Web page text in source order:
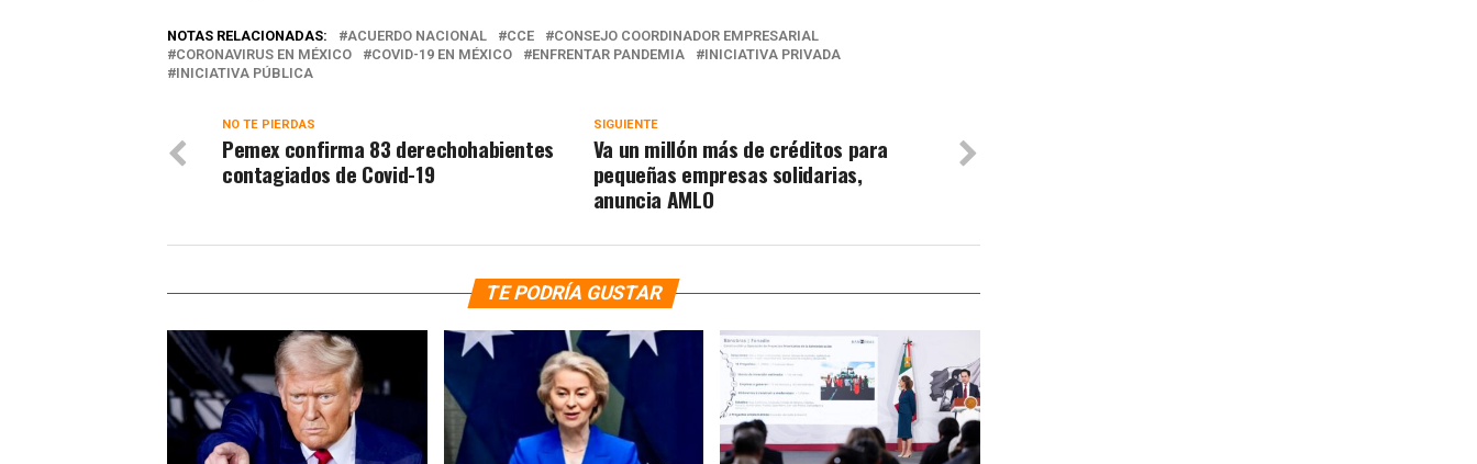
NOTAS RELACIONADAS: ACUERDO NACIONAL CCE
CONSEJO COORDINADOR EMPRESARIAL
CORONAVIRUS EN MÉXICO
COVID-19 EN MÉXICO ENFRENTAR PANDEMIA
INICIATIVA PRIVADA
INICIATIVA PÚBLICA
SIGUIENTE
Va un millón más de créditos para
pequeñas empresas solidarias,
anuncia AMLO
NO TE PIERDAS
Pemex confirma 83 derechohabientes
contagiados de Covid-19
TE PODRÍA GUSTAR